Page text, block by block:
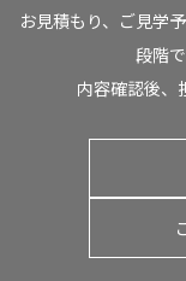
お見積もり、ご見学
段階
内容確認後、